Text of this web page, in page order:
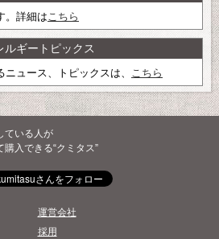
。詳細はこちら
ルギートピックス
ュース、トピックスは、 こちら
ている人が
購入できる“クミタス”
運営会社
採用